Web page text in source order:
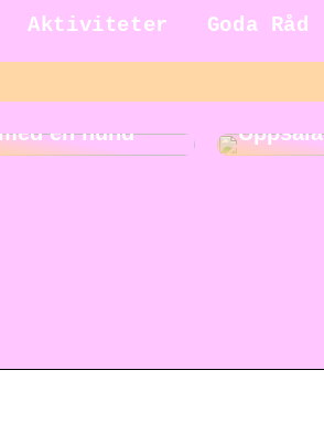
Aktiviteter Goda Råd
en hund
Uppsala